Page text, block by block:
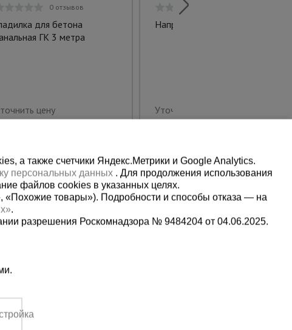
0 отзывов
для бетона
ГК 3 метра
цену
Направляющая троса (сталь)
Уточнить цену
13-09
а также счетчики Яндекс.Метрики и Google Analytics.
персональных данных . Для продолжения использования
файлов cookies в указанных целях.
«Похожие товары»). Подробности и способы отказа — на
.
разрешения Роскомнадзора № 9484204 от 04.06.2025.